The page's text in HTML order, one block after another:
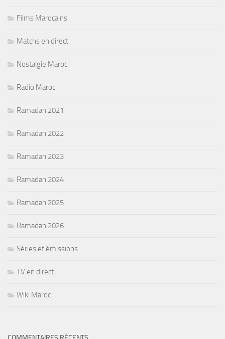
Films Marocains
Matchs en direct
Nostalgie Maroc
Radio Maroc
Ramadan 2021
Ramadan 2022
Ramadan 2023
Ramadan 2024
Ramadan 2025
Ramadan 2026
Séries et émissions
TV en direct
Wiki Maroc